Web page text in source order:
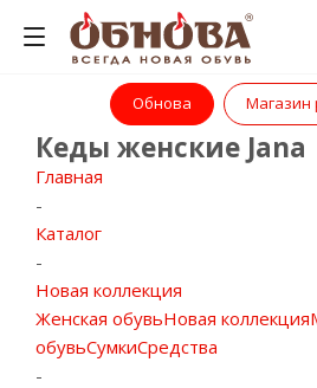
Обнова Магазин
Кеды женские Jana
Главная
-
Каталог
-
Новая коллекция
Женская обувьНовая коллекция
обувьСумкиСредства
-